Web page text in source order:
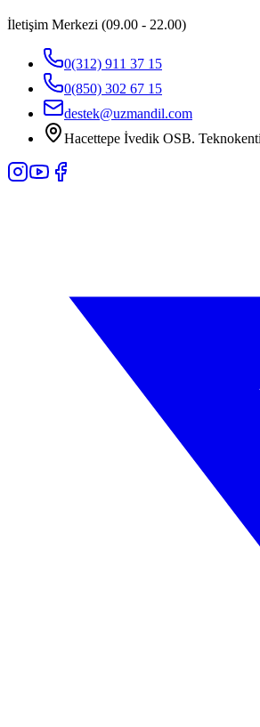
İletişim Merkezi (09.00 - 22.00)
0(312) 911 37 15
0(850) 302 67 15
destek@uzmandil.com
Hacettepe İvedik OSB.